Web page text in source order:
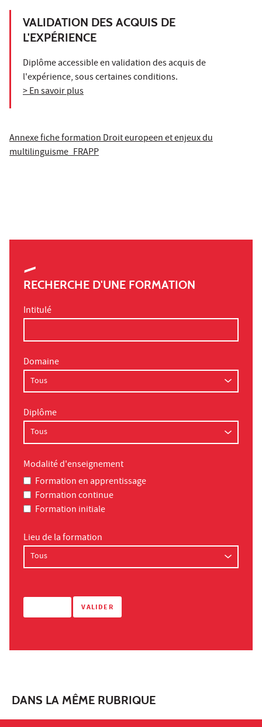
VALIDATION DES ACQUIS DE
L'EXPÉRIENCE
Diplôme accessible en validation des acquis de
l'expérience, sous certaines conditions.
> En savoir plus
Annexe fiche formation Droit europeen et enjeux du
multilinguisme_FRAPP
RECHERCHE D'UNE FORMATION
Intitulé
Domaine
Diplôme
Modalité d'enseignement
Formation en apprentissage
Formation continue
Formation initiale
Lieu de la formation
DANS LA MÊME RUBRIQUE